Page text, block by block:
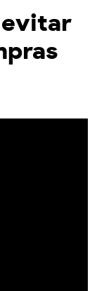
evitar